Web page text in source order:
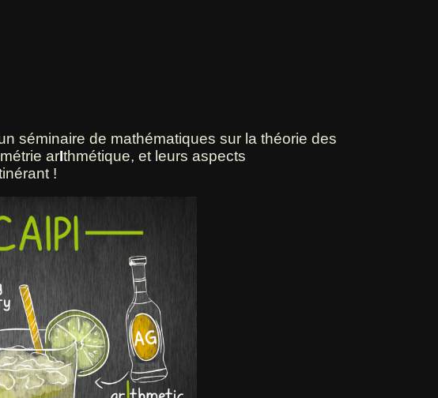
séminaire de mathématiques sur la théorie des
arIthmétique, et leurs aspects
!